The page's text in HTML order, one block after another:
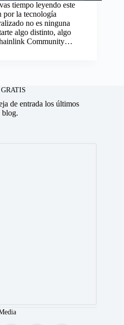
tiempo leyendo este
por la tecnología
no es ninguna
algo distinto, algo
Community…
de entrada los últimos
blog.